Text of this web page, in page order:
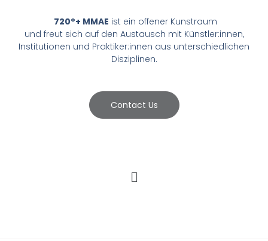
720°+ MMAE ist ein offener Kunstraum
und freut sich auf den Austausch mit Künstler:innen,
Institutionen und Praktiker:innen aus unterschiedlichen
Disziplinen.
Contact Us
Menü